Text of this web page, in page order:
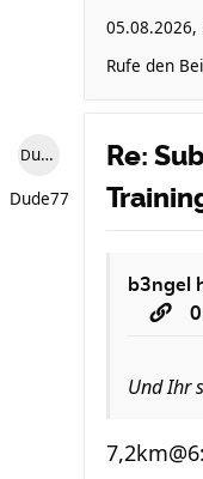
05.08.2026,
Rufe den
Dude77
Dude77
Re:
b3ngel
Und Ihr